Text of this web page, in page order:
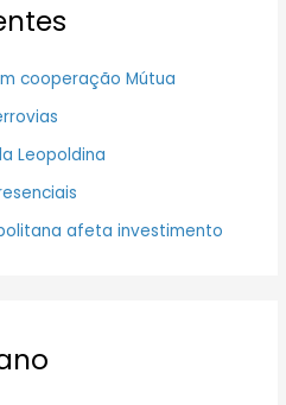
cooperação Mútua
Leopoldina
afeta investimento